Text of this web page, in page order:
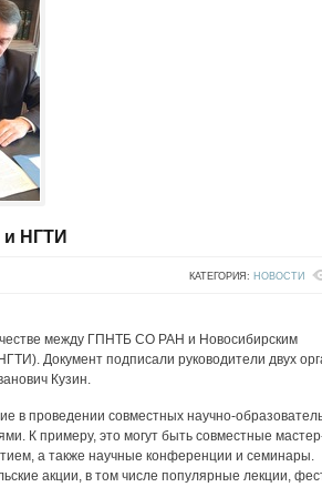
НГТИ
КАТЕГОРИЯ: НОВОСТИ
между ГПНТБ СО РАН и Новосибирским
Документ подписали руководители двух
Кузин.
в проведении совместных научно-
К примеру, это могут быть совместные
а также научные конференции и семинары.
акции, в том числе популярные лекции,